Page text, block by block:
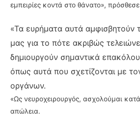
εμπειρίες κοντά στο θάνατο»,
«Τα ευρήματα αυτά αμφισβητούν
μας για το πότε ακριβώς
δημιουργούν σημαντικά
όπως αυτά που σχετίζονται με
οργάνων.
«Ως νευροχειρουργός, ασχολούμαι
απώλεια.